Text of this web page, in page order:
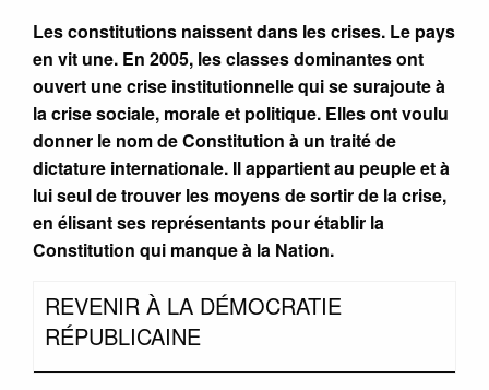
Les constitutions naissent dans les crises. Le pays
en vit une. En 2005, les classes dominantes ont
ouvert une crise institutionnelle qui se surajoute à
la crise sociale, morale et politique. Elles ont voulu
donner le nom de Constitution à un traité de
dictature internationale. Il appartient au peuple et à
lui seul de trouver les moyens de sortir de la crise,
en élisant ses représentants pour établir la
Constitution qui manque à la Nation.
REVENIR À LA DÉMOCRATIE
RÉPUBLICAINE